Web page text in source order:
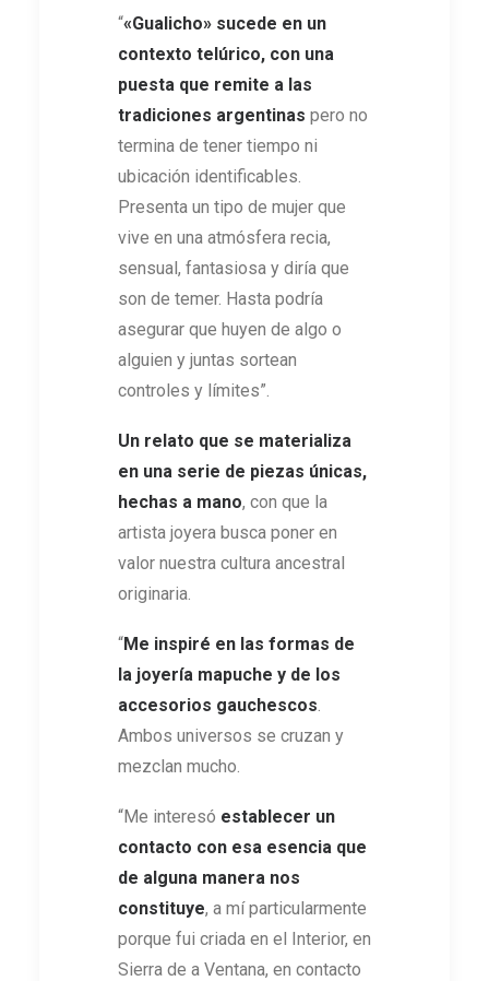
“«Gualicho» sucede en un
contexto telúrico, con una
puesta que remite a las
tradiciones argentinas pero no
termina de tener tiempo ni
ubicación identificables.
Presenta un tipo de mujer que
vive en una atmósfera recia,
sensual, fantasiosa y diría que
son de temer. Hasta podría
asegurar que huyen de algo o
alguien y juntas sortean
controles y límites”.
Un relato que se materializa
en una serie de piezas únicas,
hechas a mano, con que la
artista joyera busca poner en
valor nuestra cultura ancestral
originaria.
“Me inspiré en las formas de
la joyería mapuche y de los
accesorios gauchescos
Ambos universos se cruzan y
mezclan mucho.
“Me interesó establecer un
contacto con esa esencia que
de alguna manera nos
constituye, a mí particularmente
porque fui criada en el Interior, en
Sierra de a Ventana, en contacto